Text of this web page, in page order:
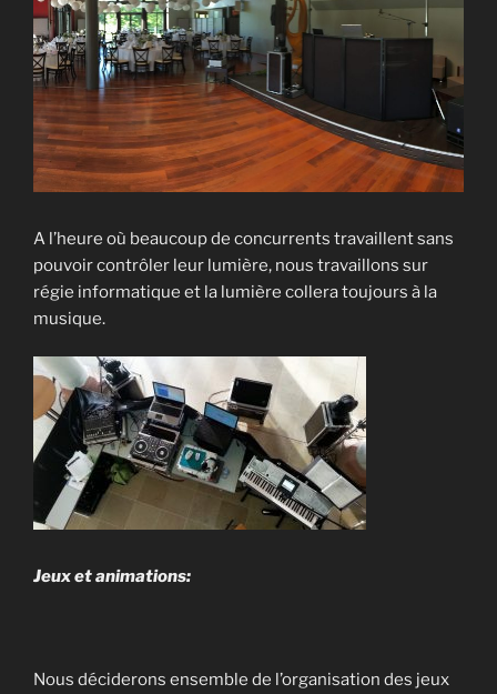
A l’heure où beaucoup de concurrents travaillent sans
pouvoir contrôler leur lumière, nous travaillons sur
régie informatique et la lumière collera toujours à la
musique.
Jeux et animations:
Nous déciderons ensemble de l’organisation des jeux